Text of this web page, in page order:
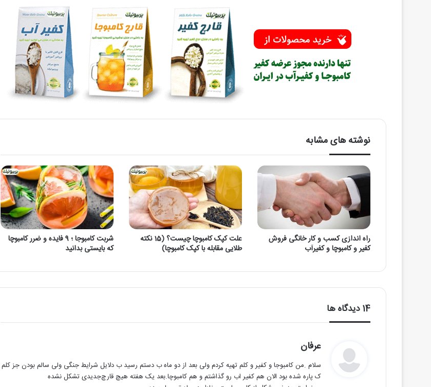
نوشته های مشابه
راه اندازی کسب و کار خانگی فروش
کفیر و کامبوچا و کفیرآب
علت کپک کامبوچا چیست؟ (15 نکته
طلایی مقابله با کپک کامبوچا)
شربت کامبوجا ؛ 9 فایده و ضرر کامبوچا
که بایستی بدانید
‫14 دیدگاه ها
عرفان
ت
:
سلام .من کامبوجا و کفیر و کلم تهیه کردم ولی بعد از دو ماه ب دستم رسید ب دلایل شرایط جنگی ولی سالم بودن جز کلم
ک پاره شده بود الان هم کفیر اب رو گذاشتم و هم کامبوچا.بعد یک هفته هیچ قارچ‌جدیدی تشکل نشده